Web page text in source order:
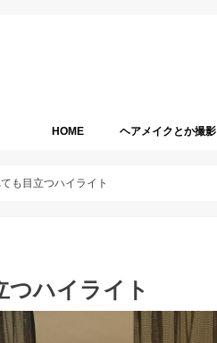
HOME ヘアメイクとか撮影
も目立つハイライト
つハイライト